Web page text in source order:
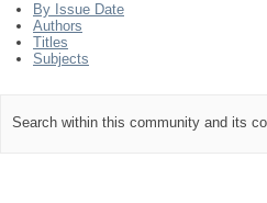
By Issue Date
Authors
Titles
Subjects
Search within this community and its